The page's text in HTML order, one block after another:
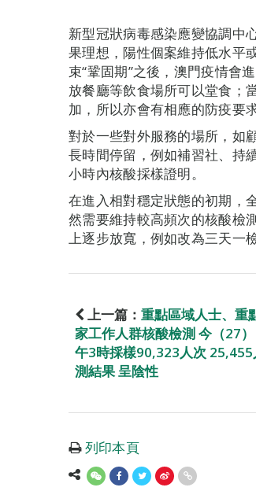
新型冠狀病毒感染應變協調中
果理想，陽性個案維持低水平
束“鞏固期”之後，澳門疫情會
放餐廳等飲食場所可以堂食；
加，所以亦會有相應的防疫要
對於一些對外服務的場所，如
長時間停留，例如補習社、持
小時內核酸採樣證明。
在進入相對穩定狀態的初期，
然需要維持較高頻次的核酸檢
上逐步放寬，例如改為三天一檢
上一篇： 重點區域人士、重
家工作人群核酸檢測 今（27
午3時採樣90,323人次
測結果 呈陰性
列印本頁